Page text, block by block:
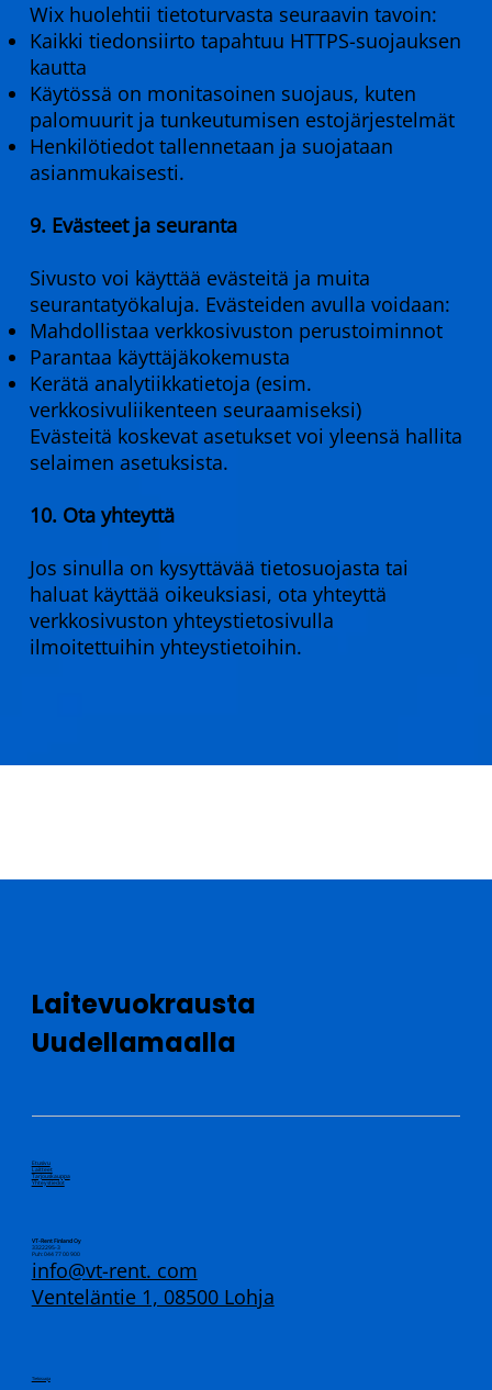
Wix huolehtii tietoturvasta seuraavin tavoin:
Kaikki tiedonsiirto tapahtuu HTTPS-suojauksen
kautta
Käytössä on monitasoinen suojaus, kuten
palomuurit ja tunkeutumisen estojärjestelmät
Henkilötiedot tallennetaan ja suojataan
asianmukaisesti.
9. Evästeet ja seuranta
Sivusto voi käyttää evästeitä ja muita
seurantatyökaluja. Evästeiden avulla voidaan:
Mahdollistaa verkkosivuston perustoiminnot
Parantaa käyttäjäkokemusta
Kerätä analytiikkatietoja (esim.
verkkosivuliikenteen seuraamiseksi)
Evästeitä koskevat asetukset voi yleensä hallita
selaimen asetuksista.
10. Ota yhteyttä
Jos sinulla on kysyttävää tietosuojasta tai
haluat käyttää oikeuksiasi, ota yhteyttä
verkkosivuston yhteystietosivulla
ilmoitettuihin yhteystietoihin.
Laitevuokrausta
Uudellamaalla
VT-Rent Finland Oy
3322295-3
Puh: 044 77 00 900
info@vt-rent. com
Venteläntie 1, 08500 Lohja
Etusivu
Laitteet
Tarjouskauppa
Yhteystiedot
Tietosuoja